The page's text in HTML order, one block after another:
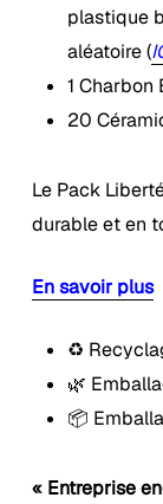
plastique
aléatoire (
1 Charbon
20
Le Pack
durable et en
En savoir plus
♻️
🌿
📦
« Entreprise